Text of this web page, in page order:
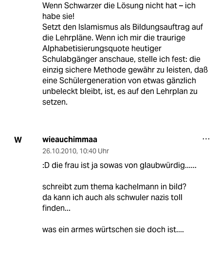
Wenn Schwarzer die Lösung nicht hat – ich
habe sie!
Setzt den Islamismus als Bildungsauftrag auf
die Lehrpläne. Wenn ich mir die traurige
Alphabetisierungsquote heutiger
Schulabgänger anschaue, stelle ich fest: die
einzig sichere Methode gewähr zu leisten, daß
eine Schülergeneration von etwas gänzlich
unbeleckt bleibt, ist, es auf den Lehrplan zu
setzen.
W wieauchimmaa
26.10.2010, 10:40 Uhr
:D die frau ist ja sowas von glaubwürdig......
schreibt zum thema kachelmann in bild?
da kann ich auch als schwuler nazis toll
finden...
was ein armes würtschen sie doch ist....